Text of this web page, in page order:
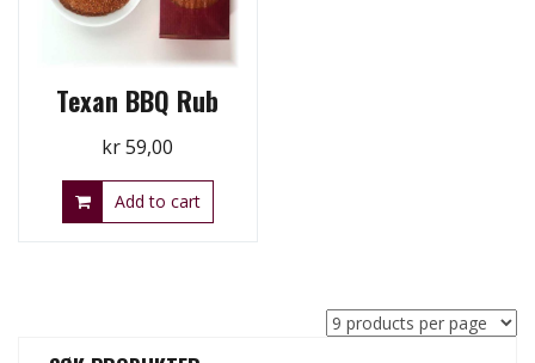
Texan BBQ Rub
kr59,00
Add to cart